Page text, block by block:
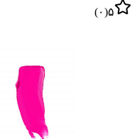
۵(۰)